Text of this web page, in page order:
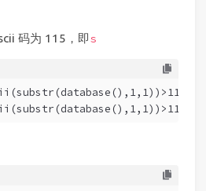
码为 115，即s